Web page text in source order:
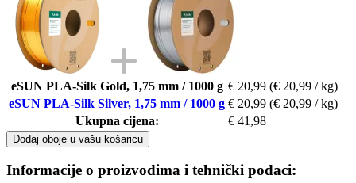
eSUN PLA-Silk Gold, 1,75 mm / 1000 g € 20,99 (€ 20,99 / kg)
eSUN PLA-Silk Silver, 1,75 mm / 1000 g € 20,99 (€ 20,99 / kg)
Ukupna cijena:
€ 41,98
Dodaj oboje u vašu košaricu
Informacije o proizvodima i tehnički podaci: